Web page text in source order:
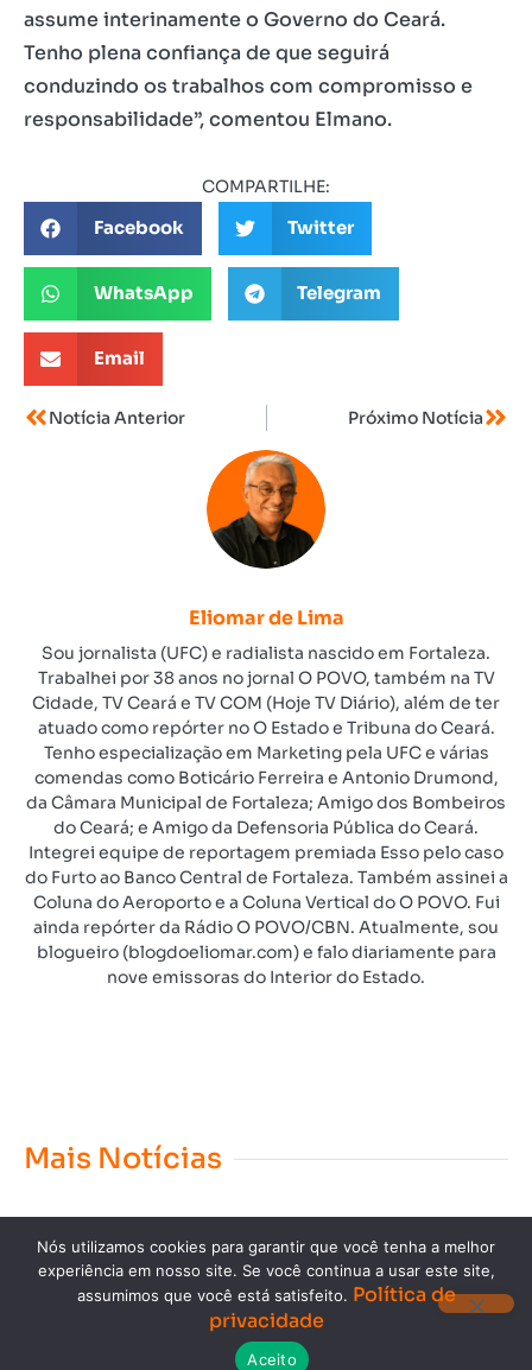
assume interinamente o Governo do Ceará.
Tenho plena confiança de que seguirá
conduzindo os trabalhos com compromisso e
responsabilidade”, comentou Elmano.
COMPARTILHE:
Facebook Twitter
WhatsApp Telegram
Email
Notícia Anterior Próximo Notícia
Eliomar de Lima
Sou jornalista (UFC) e radialista nascido em Fortaleza.
Trabalhei por 38 anos no jornal O POVO, também na TV
Cidade, TV Ceará e TV COM (Hoje TV Diário), além de ter
atuado como repórter no O Estado e Tribuna do Ceará.
Tenho especialização em Marketing pela UFC e várias
comendas como Boticário Ferreira e Antonio Drumond,
da Câmara Municipal de Fortaleza; Amigo dos Bombeiros
do Ceará; e Amigo da Defensoria Pública do Ceará.
Integrei equipe de reportagem premiada Esso pelo caso
do Furto ao Banco Central de Fortaleza. Também assinei a
Coluna do Aeroporto e a Coluna Vertical do O POVO. Fui
ainda repórter da Rádio O POVO/CBN. Atualmente, sou
blogueiro (blogdoeliomar.com) e falo diariamente para
nove emissoras do Interior do Estado.
Mais Notícias
Copyright © 2023. Todos os direitos reservados.
Nós utilizamos cookies para garantir que você tenha a melhor
experiência em nosso site. Se você continua a usar este site,
assumimos que você está satisfeito. Política de
privacidade
Aceito